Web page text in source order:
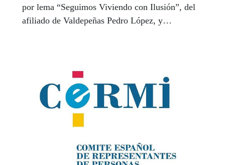
por lema “Seguimos Viviendo con Ilusión”, del
afiliado de Valdepeñas Pedro López, y